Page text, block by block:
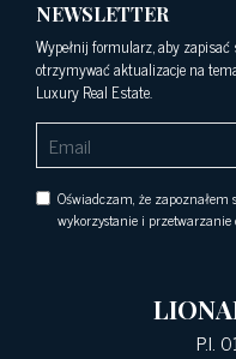
NEWSLETTER
Wypełnij formularz, aby zapisać
otrzymywać aktualizacje na
Luxury Real Estate.
Oświadczam, że
wykorzystanie i przetwarzanie
P.I.